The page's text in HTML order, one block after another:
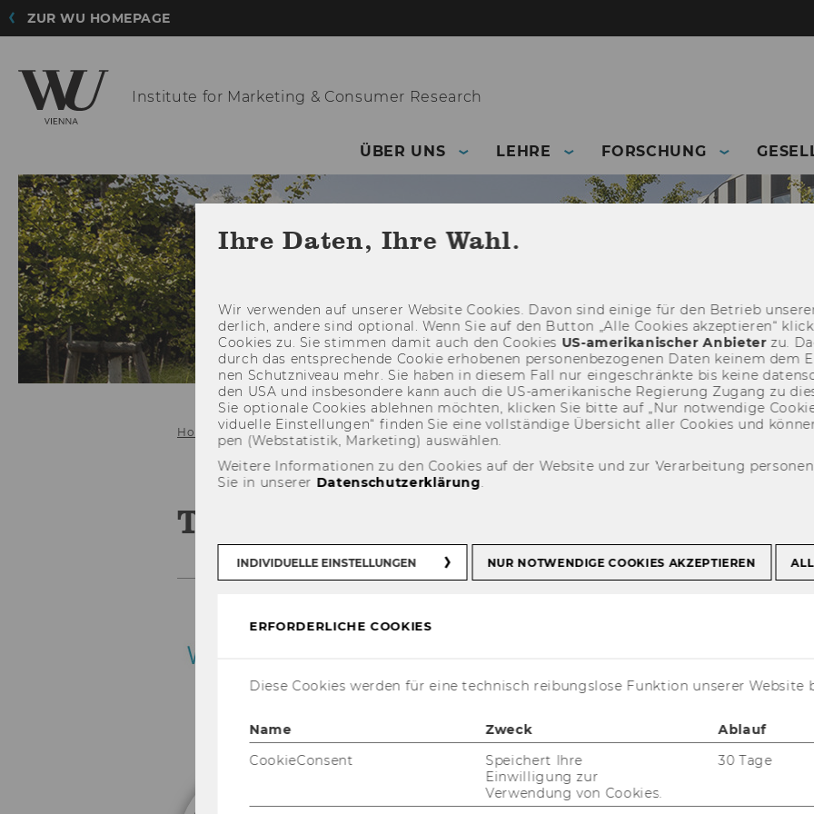
ZUR WU HOMEPAGE
Institute for Marketing & Consumer Research
ÜBER UNS LEHRE FORSCHUNG
Home Über uns Team
Team
Monika Koller
Ihre Daten, Ihre Wahl.
Wir ver­wen­den auf un­se­rer Web­site Coo­kies. Davon sind ei­ni­ge für den Be­trieb
der­lich, an­de­re sind op­tio­nal. Wenn Sie auf den But­ton „Alle Coo­kies ak­zep­tie­ren“
Coo­kies zu. Sie stim­men damit auch den Coo­kies US-​amerikanischer An­bie­terzu.
durch das ent­spre­chen­de Coo­kie er­ho­be­nen per­so­nen­be­zo­ge­nen Daten kei­nem dem
nen Schutz­ni­veau mehr. Sie haben in die­sem Fall nur ein­ge­schränk­te bis keine
den USA und ins­be­son­de­re kann auch die US-​amerikanische Re­gie­rung Zu­gang zu
Sie op­tio­na­le Coo­kies ab­leh­nen möch­ten, kli­cken Sie bitte auf „Nur not­wen­di­ge
vi­du­el­le Ein­stel­lun­gen“ fin­den Sie eine voll­stän­di­ge Über­sicht aller Coo­kies und
pen (Web­sta­tis­tik, Mar­ke­ting) aus­wäh­len.
Weitere Informationen zu den Cookies auf der Website und zur Verarbeitung
Sie in unserer Datenschutzerklärung.
INDIVIDUELLE EINSTELLUNGEN NUR NOTWENDIGE COOKIES AKZEPTIEREN
ERFORDERLICHE COOKIES
Diese Cookies werden für eine technisch reibungslose Funktion unserer Website
Name Zweck Ablauf
CookieConsent
Speichert Ihre
Einwilligung zur
Verwendung von Cookies.
30 Tage